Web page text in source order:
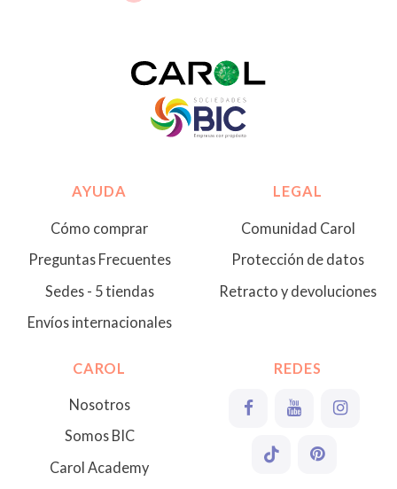
AYUDA
Cómo comprar
Preguntas Frecuentes
Sedes - 5 tiendas
Envíos internacionales
LEGAL
Comunidad Carol
Protección de datos
Retracto y devoluciones
CAROL
Nosotros
Somos BIC
Carol Academy
REDES